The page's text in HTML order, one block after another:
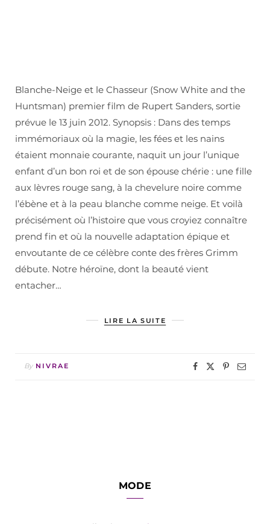
Blanche-Neige et le Chasseur (Snow White and the
Huntsman) premier film de Rupert Sanders, sortie
prévue le 13 juin 2012. Synopsis : Dans des temps
immémoriaux où la magie, les fées et les nains
étaient monnaie courante, naquit un jour l’unique
enfant d’un bon roi et de son épouse chérie : une fille
aux lèvres rouge sang, à la chevelure noire comme
l’ébène et à la peau blanche comme neige. Et voilà
précisément où l’histoire que vous croyiez connaître
prend fin et où la nouvelle adaptation épique et
envoutante de ce célèbre conte des frères Grimm
débute. Notre héroïne, dont la beauté vient
entacher…
LIRE LA SUITE
By NIVRAE
MODE